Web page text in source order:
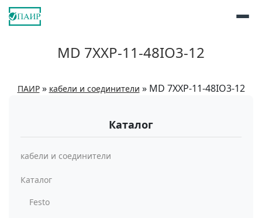
MD 7XXP-11-48IO3-12
ПАИР» кабели и соединители » MD 7XXP-11-48IO3-12
Каталог
кабели и соединители
Каталог
Festo